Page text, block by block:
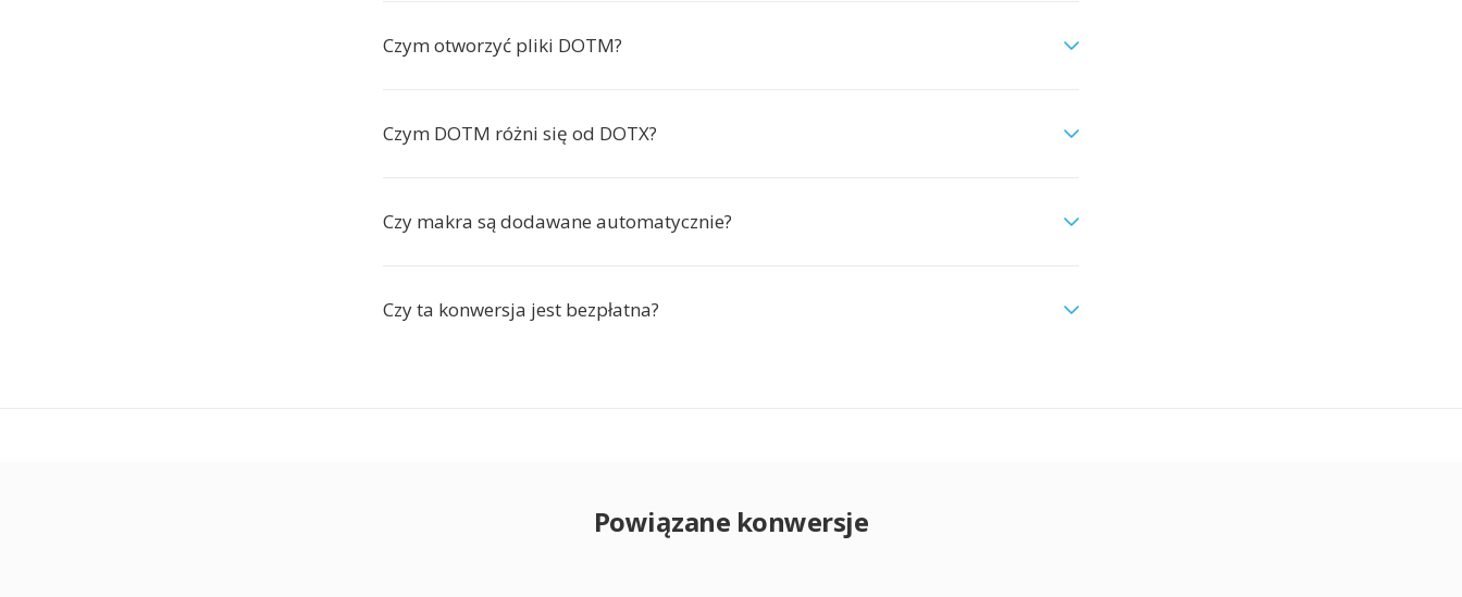
Czym otworzyć pliki DOTM?
Czym DOTM różni się od DOTX?
Czy makra są dodawane automatycznie?
Czy ta konwersja jest bezpłatna?
Powiązane konwersje